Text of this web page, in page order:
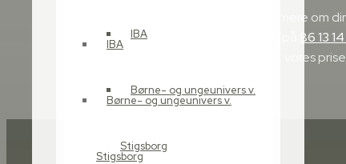
IBA
Børne- og ungeunivers v.
Stigsborg
IBA
Børne- og ungeunivers v.
Stigsborg
​Vi vil gerne høre mere om
86 13
vores